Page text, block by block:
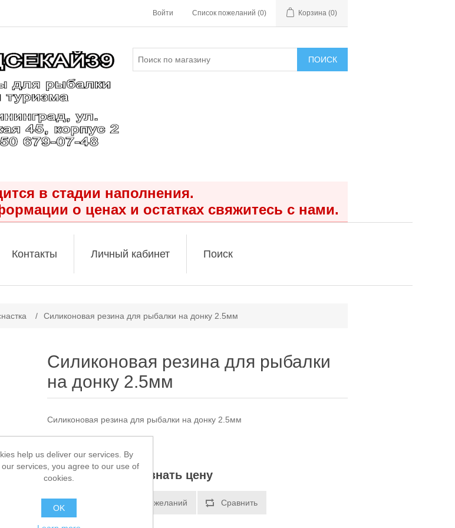
Войти Список пожеланий (0) Корзина (0)
ПОИСК
в стадии наполнения.
о ценах и остатках свяжитесь с нами.
Контакты Личный кабинет Поиск
/ Силиконовая резина для рыбалки на донку 2.5мм
Силиконовая резина для рыбалки
на донку 2.5мм
Силиконовая резина для рыбалки на донку 2.5мм
Звоните, чтобы узнать цену
Добавить в список пожеланий Сравнить
help us deliver our services. By
our services, you agree to our use of
cookies.
OK